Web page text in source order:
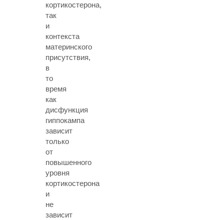
кортикостерона,
так
и
контекста
материнского
присутствия,
в
то
время
как
дисфункция
гиппокампа
зависит
только
от
повышенного
уровня
кортикостерона
и
не
зависит